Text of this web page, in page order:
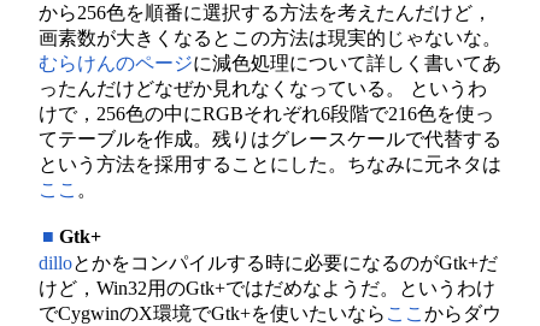
から256色を順番に選択する方法を考えたんだけど，
画素数が大きくなるとこの方法は現実的じゃないな。
むらけんのページに減色処理について詳しく書いてあ
ったんだけどなぜか見れなくなっている。 というわ
けで，256色の中にRGBそれぞれ6段階で216色を使っ
てテーブルを作成。残りはグレースケールで代替する
という方法を採用することにした。ちなみに元ネタは
ここ 。
■ Gtk+
dilloとかをコンパイルする時に必要になるのがGtk+だ
けど，Win32用のGtk+ではだめなようだ。というわけ
でCygwinのX環境でGtk+を使いたいなら ここ からダウ